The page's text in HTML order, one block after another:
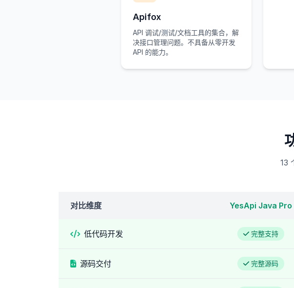
Apifox
API 调试/测试/文档工具的集合，解
决接口管理问题。不具备从零开发
API 的能力。
13
对比维度 YesApi Java Pro
低代码开发 完整支持
源码交付 完整源码